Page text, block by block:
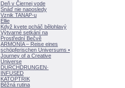
Deň v Čiernej vode
Snáď nie naposledy
Vznik TANAP-u
Ellie
Když kvete pcháč bělohlavý
Výtvarné setkání na
Prostřední Bečvě
ARMONÍA – Reise eines
schöpferischen Universums •
Journey of a Creative
Universe
DURCHDRUNGEN·
INFUSED
KATOPTRIK
Běžná rutina